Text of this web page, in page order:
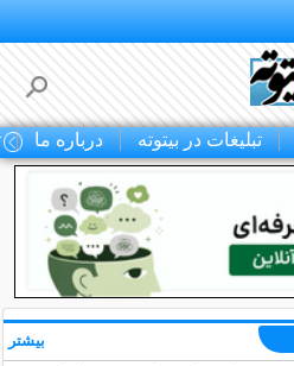
تبلیغات در بیتوته درباره ما
بیشتر